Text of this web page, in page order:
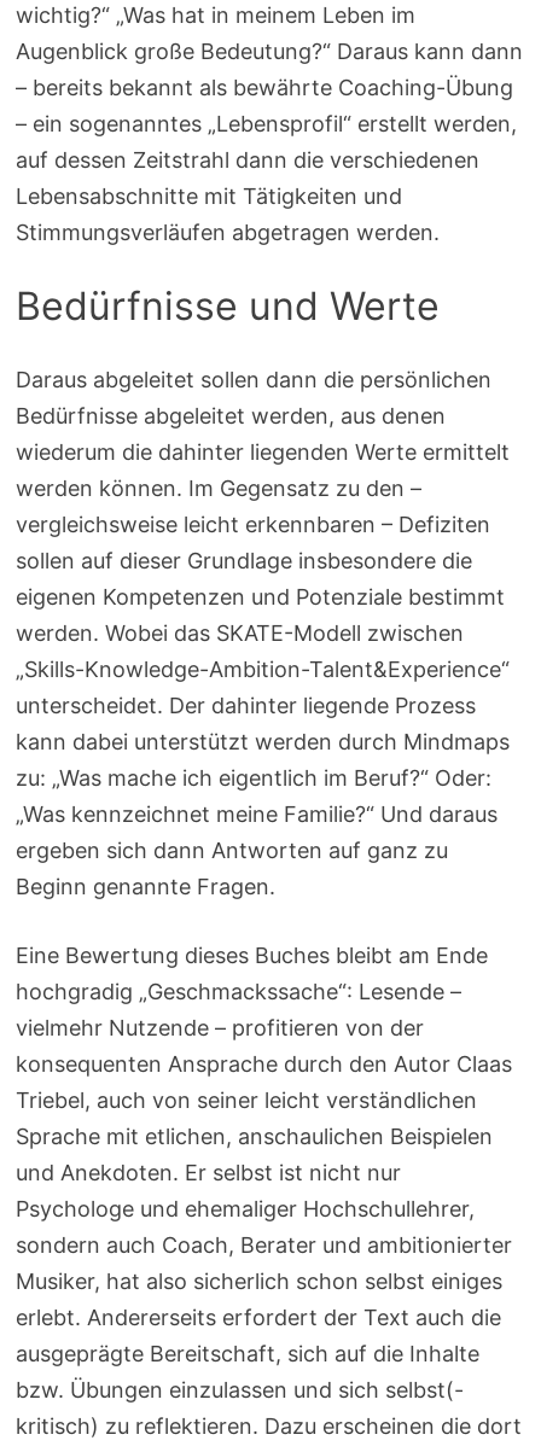
wichtig?“ „Was hat in meinem Leben im
Augenblick große Bedeutung?“ Daraus kann dann
– bereits bekannt als bewährte Coaching-Übung
– ein sogenanntes „Lebensprofil“ erstellt werden,
auf dessen Zeitstrahl dann die verschiedenen
Lebensabschnitte mit Tätigkeiten und
Stimmungsverläufen abgetragen werden.
Bedürfnisse und Werte
Daraus abgeleitet sollen dann die persönlichen
Bedürfnisse abgeleitet werden, aus denen
wiederum die dahinter liegenden Werte ermittelt
werden können. Im Gegensatz zu den –
vergleichsweise leicht erkennbaren – Defiziten
sollen auf dieser Grundlage insbesondere die
eigenen Kompetenzen und Potenziale bestimmt
werden. Wobei das SKATE-Modell zwischen
„Skills-Knowledge-Ambition-Talent&Experience“
unterscheidet. Der dahinter liegende Prozess
kann dabei unterstützt werden durch Mindmaps
zu: „Was mache ich eigentlich im Beruf?“ Oder:
„Was kennzeichnet meine Familie?“ Und daraus
ergeben sich dann Antworten auf ganz zu
Beginn genannte Fragen.
Eine Bewertung dieses Buches bleibt am Ende
hochgradig „Geschmackssache“: Lesende –
vielmehr Nutzende – profitieren von der
konsequenten Ansprache durch den Autor Claas
Triebel, auch von seiner leicht verständlichen
Sprache mit etlichen, anschaulichen Beispielen
und Anekdoten. Er selbst ist nicht nur
Psychologe und ehemaliger Hochschullehrer,
sondern auch Coach, Berater und ambitionierter
Musiker, hat also sicherlich schon selbst einiges
erlebt. Andererseits erfordert der Text auch die
ausgeprägte Bereitschaft, sich auf die Inhalte
bzw. Übungen einzulassen und sich selbst(-
kritisch) zu reflektieren. Dazu erscheinen die dort